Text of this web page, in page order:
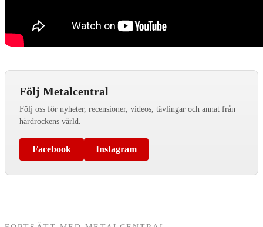
Följ Metalcentral
Följ oss för nyheter, recensioner, videos, tävlingar och annat från
hårdrockens värld.
Facebook Instagram